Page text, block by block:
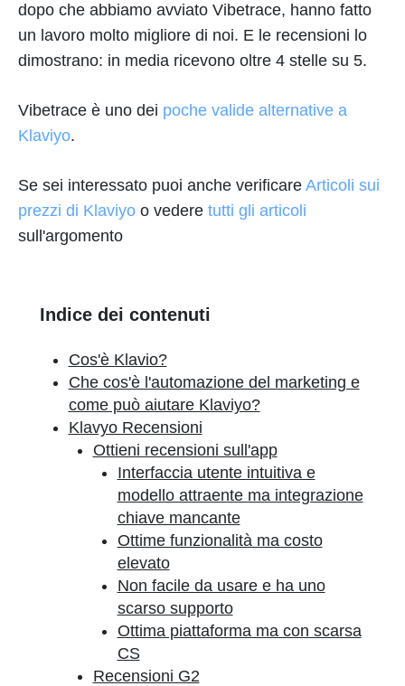
dopo che abbiamo avviato Vibetrace, hanno fatto
un lavoro molto migliore di noi. E le recensioni lo
dimostrano: in media ricevono oltre 4 stelle su 5.
Vibetrace è uno dei poche valide alternative a
Klaviyo.
Se sei interessato puoi anche verificare Articoli sui
prezzi di Klaviyo o vedere tutti gli articoli
sull'argomento
Indice dei contenuti
Cos'è Klavio?
Che cos'è l'automazione del marketing e
come può aiutare Klaviyo?
Klavyo Recensioni
Ottieni recensioni sull'app
Interfaccia utente intuitiva e
modello attraente ma integrazione
chiave mancante
Ottime funzionalità ma costo
elevato
Non facile da usare e ha uno
scarso supporto
Ottima piattaforma ma con scarsa
CS
Recensioni G2